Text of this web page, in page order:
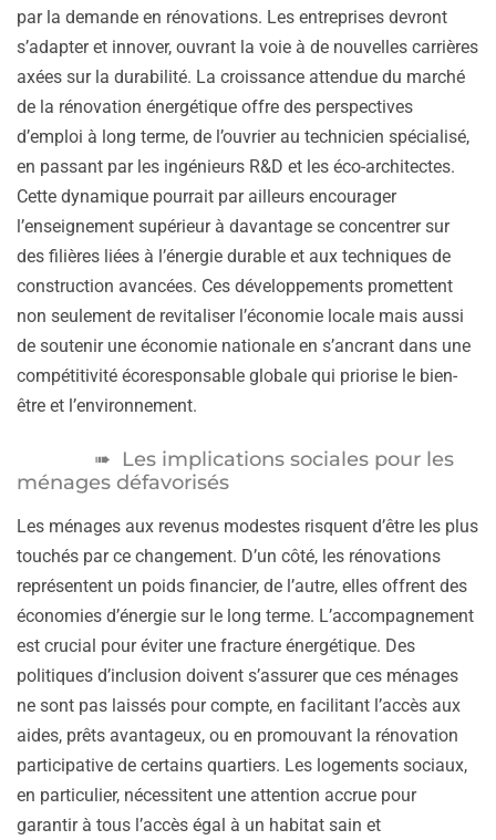
par la demande en rénovations. Les entreprises devront
s’adapter et innover, ouvrant la voie à de nouvelles carrières
axées sur la durabilité. La croissance attendue du marché
de la rénovation énergétique offre des perspectives
d’emploi à long terme, de l’ouvrier au technicien spécialisé,
en passant par les ingénieurs R&D et les éco-architectes.
Cette dynamique pourrait par ailleurs encourager
l’enseignement supérieur à davantage se concentrer sur
des filières liées à l’énergie durable et aux techniques de
construction avancées. Ces développements promettent
non seulement de revitaliser l’économie locale mais aussi
de soutenir une économie nationale en s’ancrant dans une
compétitivité écoresponsable globale qui priorise le bien-
être et l’environnement.
Les implications sociales pour les
ménages défavorisés
Les ménages aux revenus modestes risquent d’être les plus
touchés par ce changement. D’un côté, les rénovations
représentent un poids financier, de l’autre, elles offrent des
économies d’énergie sur le long terme. L’accompagnement
est crucial pour éviter une fracture énergétique. Des
politiques d’inclusion doivent s’assurer que ces ménages
ne sont pas laissés pour compte, en facilitant l’accès aux
aides, prêts avantageux, ou en promouvant la rénovation
participative de certains quartiers. Les logements sociaux,
en particulier, nécessitent une attention accrue pour
garantir à tous l’accès égal à un habitat sain et